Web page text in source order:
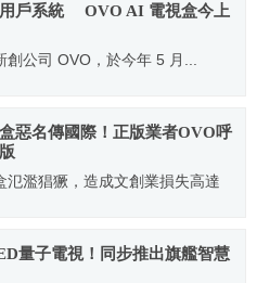
戶系統 OVO AI 電視盒今上
創公司 OVO，於今年 5 月...
惡名傳國際！正版業者OVO呼
氾濫猖獗，造成文創業損失高達
量子電視！同步推出旗艦智慧